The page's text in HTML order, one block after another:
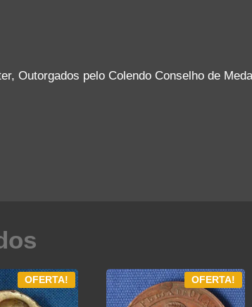
Outorgados pelo Colendo Conselho de
OFERTA! OFERTA!